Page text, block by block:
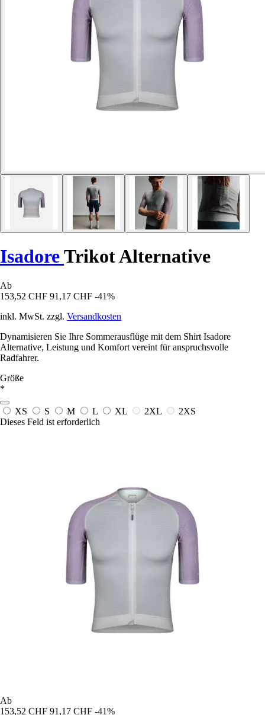
IsadoreTrikot Alternative
Ab
153,52 CHF 91,17 CHF -41%
inkl. MwSt. zzgl. Versandkosten
Dynamisieren Sie Ihre Sommerausflüge mit dem Shirt Isadore
Alternative, Leistung und Komfort vereint für anspruchsvolle
Radfahrer.
Größe
*
XS S M L XL 2XL
2XS
Dieses Feld ist erforderlich
Ab
153,52 CHF 91,17 CHF -41%